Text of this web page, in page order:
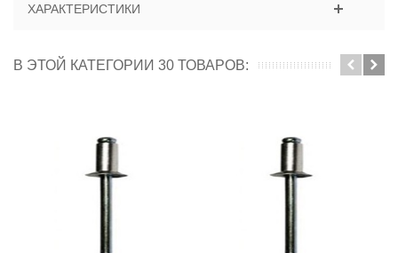
ХАРАКТЕРИСТИКИ
В ЭТОЙ КАТЕГОРИИ 30 ТОВАРОВ: